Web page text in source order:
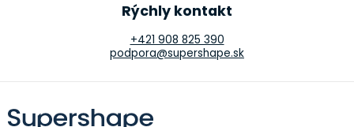
Rýchly kontakt
+421 908 825 390
podpora@supershape.sk